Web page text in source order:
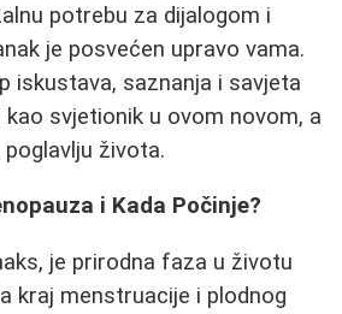
potrebu za dijalogom i
je posvećen upravo vama.
iskustava, saznanja i savjeta
svjetionik u ovom novom, a
života.
i Kada Počinje?
je prirodna faza u životu
kraj menstruacije i plodnog